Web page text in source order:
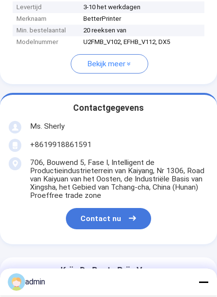
Levertijd
3-10 het werkdagen
Merknaam
BetterPrinter
Min. bestelaantal
20 reeksen van
Modelnummer
U2FMB_V102, EFHB_V112, DX5
Bekijk meer
Contactgegevens
Ms. Sherly
+8619918861591
706, Bouwend 5, Fase I, Intelligent de
Productieindustrieterrein van Kaiyang, Nr 1306, Road
van Kaiyuan van het Oosten, de Industriële Basis van
Xingsha, het Gebied van Tchang-cha, China (Hunan)
Proeffree trade zone
Contact nu
Krijg De Beste Prijs Voor
admin